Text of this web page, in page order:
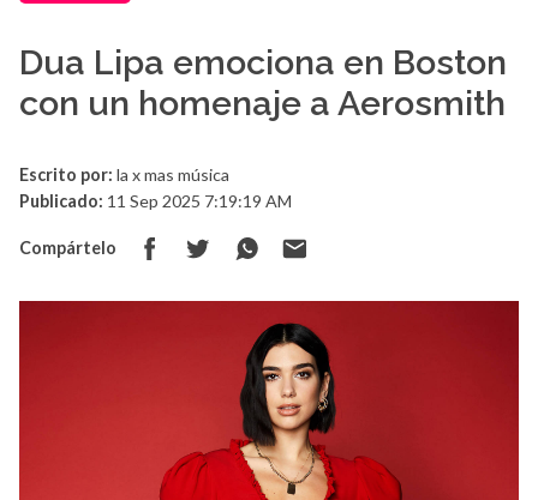
Dua Lipa emociona en Boston
con un homenaje a Aerosmith
Escrito por: la x mas música
Publicado: 11 Sep 2025 7:19:19 AM
Compártelo